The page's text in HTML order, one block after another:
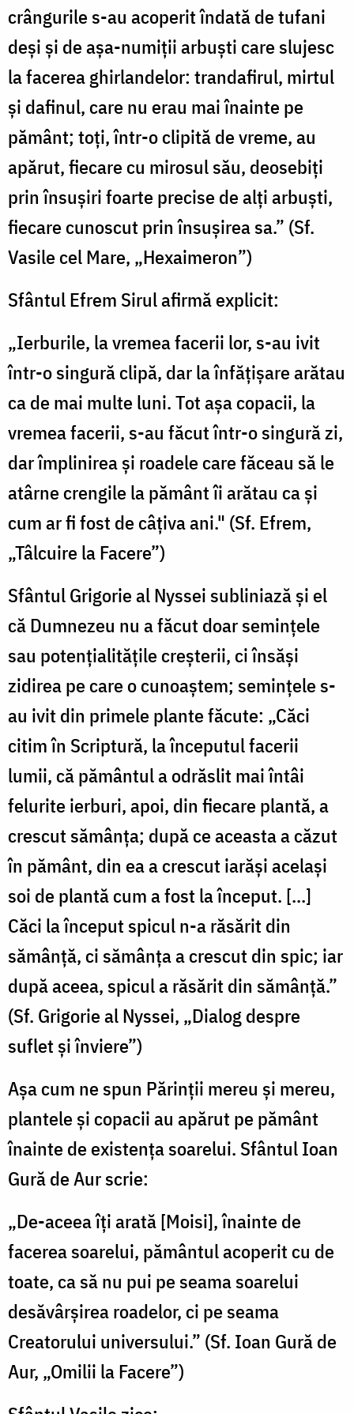
crângurile s-au acoperit îndată de tufani
deşi şi de aşa-numiţii arbuşti care slujesc
la facerea ghirlandelor: trandafirul, mirtul
şi dafinul, care nu erau mai înainte pe
pământ; toţi, într-o clipită de vreme, au
apărut, fiecare cu mirosul său, deosebiţi
prin însuşiri foarte precise de alţi arbuşti,
fiecare cunoscut prin însuşirea sa.” (Sf.
Vasile cel Mare, „Hexaimeron”)
Sfântul Efrem Sirul afirmă explicit:
„Ierburile, la vremea facerii lor, s-au ivit
într-o singură clipă, dar la înfăţişare arătau
ca de mai multe luni. Tot aşa copacii, la
vremea facerii, s-au făcut într-o singură zi,
dar împlinirea şi roadele care făceau să le
atârne crengile la pământ îi arătau ca şi
cum ar fi fost de câţiva ani." (Sf. Efrem,
„Tâlcuire la Facere”)
Sfântul Grigorie al Nyssei subliniază şi el
că Dumnezeu nu a făcut doar seminţele
sau potenţialităţile creşterii, ci însăşi
zidirea pe care o cunoaştem; seminţele s-
au ivit din primele plante făcute: „Căci
citim în Scriptură, la începutul facerii
lumii, că pământul a odrăslit mai întâi
felurite ierburi, apoi, din fiecare plantă, a
crescut sămânţa; după ce aceasta a căzut
în pământ, din ea a crescut iarăşi acelaşi
soi de plantă cum a fost la început. [...]
Căci la început spicul n-a răsărit din
sămânţă, ci sămânţa a crescut din spic; iar
după aceea, spicul a răsărit din sămânţă.”
(Sf. Grigorie al Nyssei, „Dialog despre
suflet şi înviere”)
Aşa cum ne spun Părinţii mereu şi mereu,
plantele şi copacii au apărut pe pământ
înainte de existenţa soarelui. Sfântul Ioan
Gură de Aur scrie:
„De-aceea îţi arată [Moisi], înainte de
facerea soarelui, pământul acoperit cu de
toate, ca să nu pui pe seama soarelui
desăvârşirea roadelor, ci pe seama
Creatorului universului.” (Sf. Ioan Gură de
Aur, „Omilii la Facere”)